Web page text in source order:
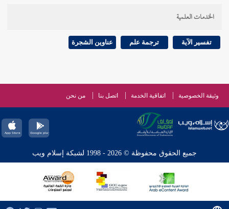
الخدمات العلمية
تفسير الآية ترجمة علم عناوين الشجرة
وثيقة الخصوصية اتفاقية الخدمة اتصل بنا من نحن
جميع الحقوق محفوظة © 2026 - 1998 لشبكة إسلام ويب